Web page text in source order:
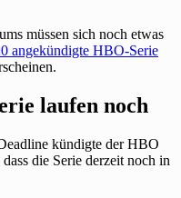
müssen sich noch etwas
angekündigte HBO-Serie
laufen noch
kündigte der HBO
die Serie derzeit noch in